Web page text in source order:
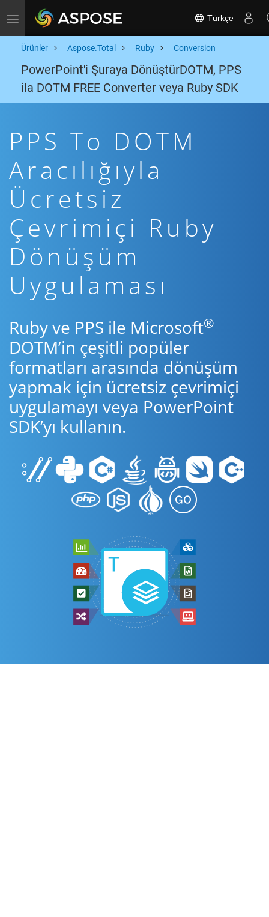
Toggle navigation Türkçe
Ürünler Aspose.Total Ruby Conversion
PowerPoint'i Şuraya DönüştürDOTM, PPS
ila DOTM FREE Converter veya Ruby SDK
PPS To DOTM
Aracılığıyla
Ücretsiz
Çevrimiçi Ruby
Dönüşüm
Uygulaması
Ruby ve PPS ile Microsoft®
DOTM’in çeşitli popüler
formatları arasında dönüşüm
yapmak için ücretsiz çevrimiçi
uygulamayı veya PowerPoint
SDK’yı kullanın.